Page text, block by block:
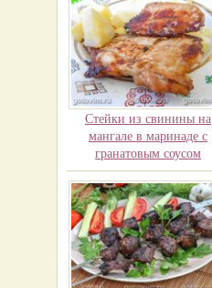
Стейки из свинины на
мангале в маринаде с
гранатовым соусом